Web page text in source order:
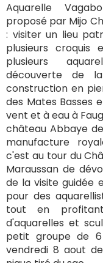
Aquarelle
proposé par Mijo
: visiter un lieu
plusieurs
plusieurs
découverte de
construction en
des Mates Basses
vent et à eau à
château Abbaye
manufacture
c'est au tour du
Maraussan de
de la visite guidée
pour des
tout en
d'aquarelles et
petit groupe de
vendredi 8 aout